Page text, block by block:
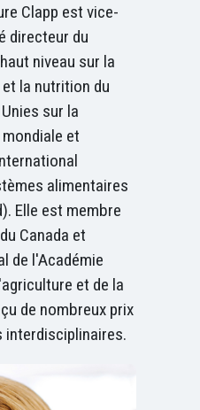
Clapp est vice-
directeur du
niveau sur la
la nutrition du
sur la
et
alimentaires
Elle est membre
Canada et
de l'Académie
et de la
de nombreux prix
interdisciplinaires.